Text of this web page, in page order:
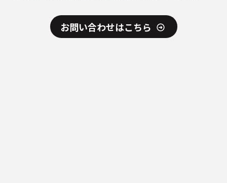
お問い合わせはこちら